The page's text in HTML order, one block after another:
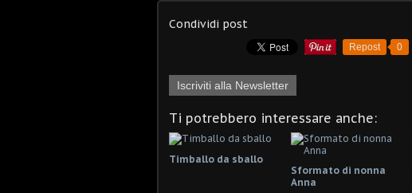
Condividi post
Repost 0
Iscriviti alla Newsletter
Ti potrebbero interessare anche:
Timballo da sballo
Sformato di nonna
Anna